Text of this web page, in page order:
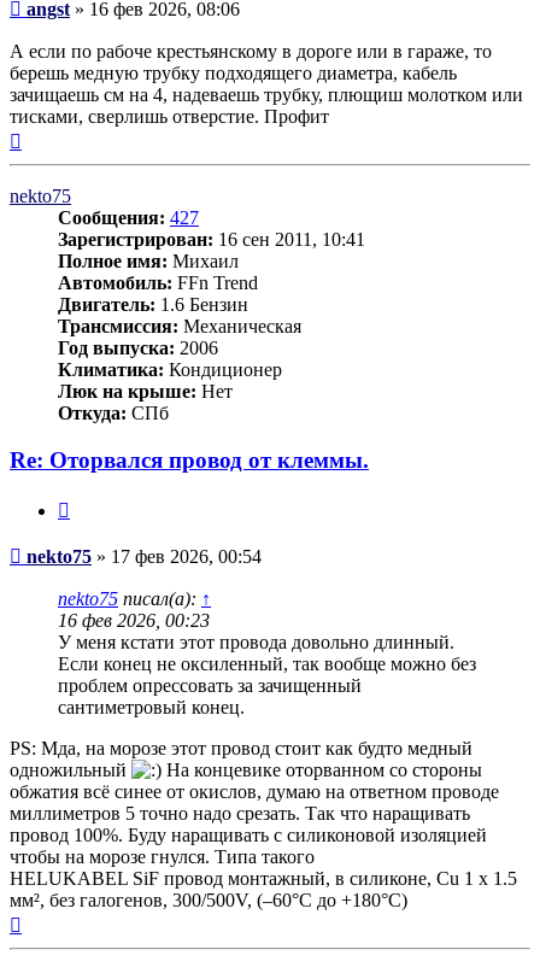
Сообщение
angst» 16 фев 2026, 08:06
А если по рабоче крестьянскому в дороге или в гараже, то
берешь медную трубку подходящего диаметра, кабель
зачищаешь см на 4, надеваешь трубку, плющиш молотком или
тисками, сверлишь отверстие. Профит
к
nekto75
Сообщения: 427
Зарегистрирован: 16 сен 2011, 10:41
Полное имя: Михаил
Автомобиль: FFn Trend
Двигатель: 1.6 Бензин
Трансмиссия: Механическая
Год выпуска: 2006
Климатика: Кондиционер
Люк на крыше: Нет
Откуда: СПб
Re: Оторвался провод от клеммы.
Сообщение
nekto75 » 17 фев 2026, 00:54
nekto75 писал(а): ↑
16 фев 2026, 00:23
У меня кстати этот провода довольно длинный.
Если конец не оксиленный, так вообще можно без
проблем опрессовать за зачищенный
сантиметровый конец.
PS: Мда, на морозе этот провод стоит как будто медный
одножильный
На концевике оторванном со стороны
обжатия всё синее от окислов, думаю на ответном проводе
миллиметров 5 точно надо срезать. Так что наращивать
провод 100%. Буду наращивать с силиконовой изоляцией
чтобы на морозе гнулся. Типа такого
HELUKABEL SiF провод монтажный, в силиконе, Cu 1 х 1.5
мм², без галогенов, 300/500V, (–60°С до +180°С)